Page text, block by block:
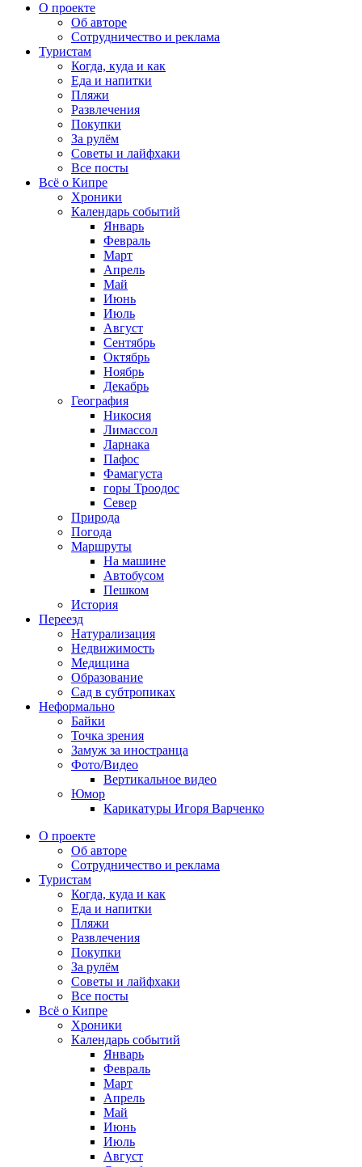
О проекте
Об авторе
Сотрудничество и реклама
Туристам
Когда, куда и как
Еда и напитки
Пляжи
Развлечения
Покупки
За рулём
Советы и лайфхаки
Все посты
Всё о Кипре
Хроники
Календарь событий
Январь
Февраль
Март
Апрель
Май
Июнь
Июль
Август
Сентябрь
Октябрь
Ноябрь
Декабрь
География
Никосия
Лимассол
Ларнака
Пафос
Фамагуста
горы Троодос
Север
Природа
Погода
Маршруты
На машине
Автобусом
Пешком
История
Переезд
Натурализация
Недвижимость
Медицина
Образование
Сад в субтропиках
Неформально
Байки
Точка зрения
Замуж за иностранца
Фото/Видео
Вертикальное видео
Юмор
Карикатуры Игоря Варченко
О проекте
Об авторе
Сотрудничество и реклама
Туристам
Когда, куда и как
Еда и напитки
Пляжи
Развлечения
Покупки
За рулём
Советы и лайфхаки
Все посты
Всё о Кипре
Хроники
Календарь событий
Январь
Февраль
Март
Апрель
Май
Июнь
Июль
Август